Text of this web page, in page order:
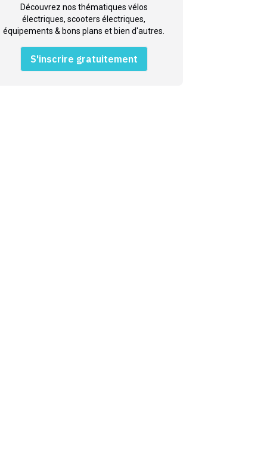
Découvrez nos thématiques vélos
électriques, scooters électriques,
équipements & bons plans et bien d'autres.
S'inscrire gratuitement